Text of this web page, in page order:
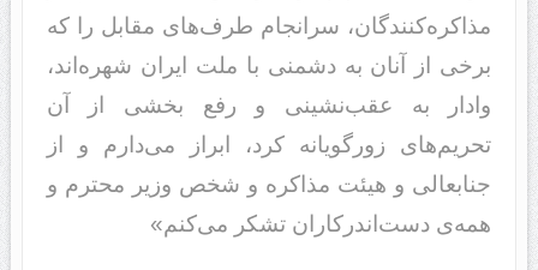
مذاکره‌کنندگان، سرانجام طرف‌های مقابل را که
برخی از آنان به دشمنی با ملت ایران شهره‌اند،
وادار به عقب‌نشینی و رفع بخشی از آن
تحریم‌های زورگویانه کرد، ابراز می‌دارم و از
جنابعالی و هیئت مذاکره و شخص وزیر محترم و
همه‌ی دست‌اندرکاران تشکر می‌کنم»